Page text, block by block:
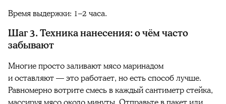
Время выдержки: 1–2 часа.
Шаг 3. Техника нанесения: о чём часто
забывают
Многие просто заливают мясо маринадом
и оставляют — это работает, но есть способ лучше.
Равномерно вотрите смесь в каждый сантиметр стейка,